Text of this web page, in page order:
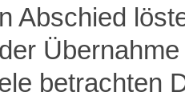
Abschied
betrachten